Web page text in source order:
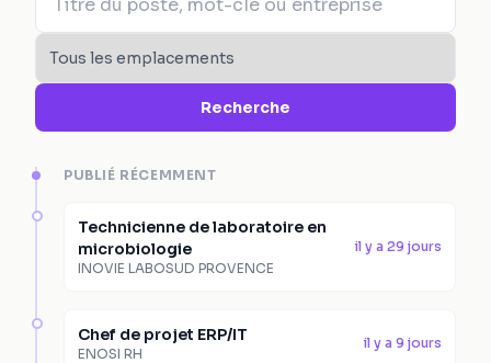
Recherche
PUBLIÉ RÉCEMMENT
Technicienne de laboratoire en
microbiologie
INOVIE LABOSUD PROVENCE
il y a 29 jours
Chef de projet ERP/IT
ENOSI RH
il y a 9 jours